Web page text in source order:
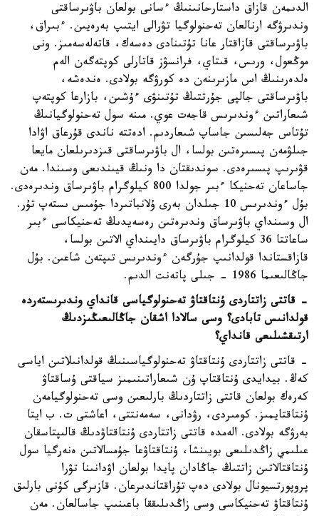
الدىمەن قازاق داستارحانىنىڭ ءسانى بولعان باۋىرساقتى
وندىرۋگە ارنالعان تەحنولوگيا تۋرالى ايتىپ بەرەيىن. ءبىراق،
باۋىرساقتى قازاقتار عانا تۇتىنادى دەسەك، قاتەلەسەمىز. ونى
موڭعول، ورىس، قىتاي، فرانسۋز قاتارلى كوپتەگەن الەم
ەلدەرىنىڭ اس مازىرىنەن دە كورۋگە بولادى. ەندەشە،
باۋىرساقتى جالپى جۇرتتىڭ تۇتىنۋى ءۇشىن، بازارعا كوپتەپ
شىعاراتىن ءوندىرىس قاجەت عوي. مىنە سول تەحنولوگيانىڭ
تۇتاس جەلىسىن جاساپ شىعاردىم. ادەتتە ناندى قۇرعاق اۋادا
جىلۋمەن پىسىرەتىن بولسا، ال باۋىرساقتى قىزدىرىلعان مايعا
قۋىرىپ پىسىرەدى. سوندىقتان دا ونىڭ قيىندىعى وسىندا. مەن
جاساعان تەحنيكا ءبىر جولدا 800 كيلوگرام باۋىرساق وندىرەدى.
بۇل ءوندىرىس 10 جىلدان بەرى ۇلانباتىردا جۇمىس ىستەپ تۇر.
ال وسىنداي باۋىرساق وندىرەتىن رەسەيدىڭ تەحنيكاسى ءبىر
ساعاتتا 36 كيلوگرام باۋىرساق دايىنداي الاتىن بولسا،
قازاقستاندا قولدانىپ جۇرگەن ءوندىرىس تىپتەن شاعىن. بۇل
جاڭالىعىما 1986 - جىلى پاتەنت الدىم.
- قاتتى زاتتاردى ۇنتاقتاۋ تەحنولوگياسى قانداي وندىرىستەردە
قولدانىس تابادى؟ وسى سالادا اشقان جاڭالىعىڭىزدىڭ
ارتىقشىلىعى قانداي؟
- قاتتى زاتتاردى ۇنتاقتاۋ تەحنولوگياسىنىڭ قولدانىلاتىن اياسى
كەڭ. بيدايدى ۇنتاقتاپ ۇن شىعاراتىنىمىز سياقتى ۇساقتاۋ
كەرەك بولعان قاتتى زاتتاردىڭ بارلىعىن وسى تەحنولوگيامەن
ۇنتاقتايمىز. كومىردى، رۋدانى، سەمەنتتى، اعاشتى ت. ب ايتا
بەرۋگە بولادى. الەمدە قاتتى زاتتاردى ۇنتاقتاۋدىڭ قالىپتاسقان
عىلىمي زاڭدىلىعى بويىنشا، ۇنتاقتاۋعا جۇمسالاتىن ەنەرگيا سول
ۇنتاقتالاتىن زاتتىڭ جاڭادان پايدا بولعان اۋدانىنا تۋرا
پروپورتسيونال بولادى دەپ تۇراقتاندىرعان. قازىرگى كۇنى بارلىق
ۇنتاقتاۋ تەحنيكاسى وسى زاڭدىلىققا باعىنىپ جاسالعان. مەن